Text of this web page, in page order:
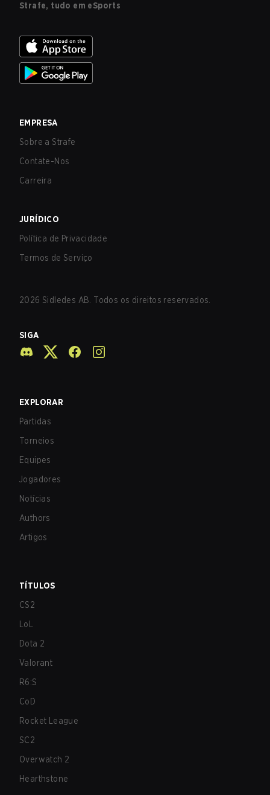
Strafe, tudo em eSports
EMPRESA
Sobre a Strafe
Contate-Nos
Carreira
JURÍDICO
Política de Privacidade
Termos de Serviço
2026 Sidledes AB. Todos os direitos reservados.
SIGA
EXPLORAR
Partidas
Torneios
Equipes
Jogadores
Notícias
Authors
Artigos
TÍTULOS
CS2
LoL
Dota 2
Valorant
R6:S
CoD
Rocket League
SC2
Overwatch 2
Hearthstone